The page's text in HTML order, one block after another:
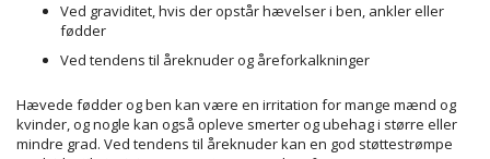
Ved graviditet, hvis der opstår hævelser i ben, ankler eller
fødder
Ved tendens til åreknuder og åreforkalkninger
Hævede fødder og ben kan være en irritation for mange mænd og
kvinder, og nogle kan også opleve smerter og ubehag i større eller
mindre grad. Ved tendens til åreknuder kan en god støttestrømpe